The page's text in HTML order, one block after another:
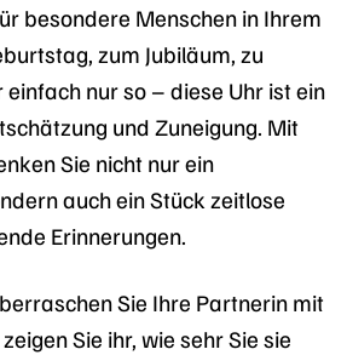
besondere Menschen in Ihrem
zum Jubiläum, zu
nur so – diese Uhr ist ein
und Zuneigung. Mit
Sie nicht nur ein
auch ein Stück zeitlose
Erinnerungen.
Sie Ihre Partnerin mit
Sie ihr, wie sehr Sie sie